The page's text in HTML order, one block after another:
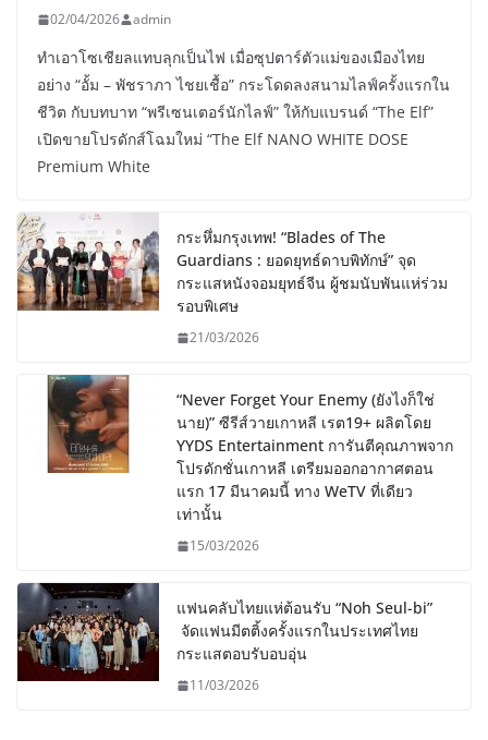
02/04/2026 admin
ทำเอาโซเชียลแทบลุกเป็นไฟ เมื่อซุปตาร์ตัวแม่ของเมืองไทย
อย่าง “อั้ม – พัชราภา ไชยเชื้อ” กระโดดลงสนามไลฟ์ครั้งแรกใน
ชีวิต กับบทบาท “พรีเซนเตอร์นักไลฟ์” ให้กับแบรนด์ “The Elf”
เปิดขายโปรดักส์โฉมใหม่ “The Elf NANO WHITE DOSE
Premium White
กระหึ่มกรุงเทพ! “Blades of The
Guardians : ยอดยุทธ์ดาบพิทักษ์” จุด
กระแสหนังจอมยุทธ์จีน ผู้ชมนับพันแห่ร่วม
รอบพิเศษ
21/03/2026
“Never Forget Your Enemy (ยังไงก็ใช่
นาย)” ซีรีส์วายเกาหลี เรต19+ ผลิตโดย
YYDS Entertainment การันตีคุณภาพจาก
โปรดักชั่นเกาหลี เตรียมออกอากาศตอน
แรก 17 มีนาคมนี้ ทาง WeTV ที่เดียว
เท่านั้น
15/03/2026
แฟนคลับไทยแห่ต้อนรับ “Noh Seul-bi”
จัดแฟนมีตติ้งครั้งแรกในประเทศไทย
กระแสตอบรับอบอุ่น
11/03/2026